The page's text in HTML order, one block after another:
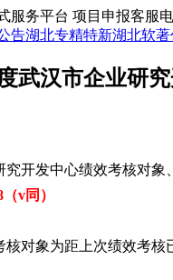
服务平台 项目申报客服
告湖北专精特新湖北软著
武汉市企业研
究开发中心绩效考核对
（v同 ）
核对象为距上次绩效考核